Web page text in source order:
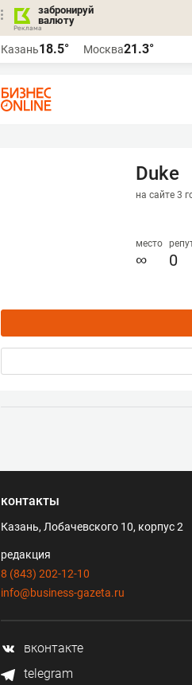
забронируй
валюту
Казань18.5° Москва21.3°
Dukе
на сайте 3
место
∞ 0
контакты
Казань, Лобачевского 10, корпус 2
редакция
8 (843) 202-12-10
info@business-gazeta.ru
вконтакте
telegram